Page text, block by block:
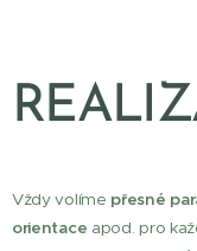
Vždy volíme přesné
orientace apod. pro